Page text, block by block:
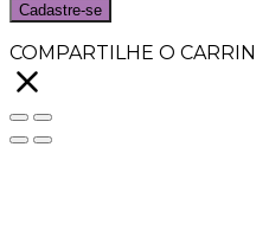
Cadastre-se
COMPARTILHE O